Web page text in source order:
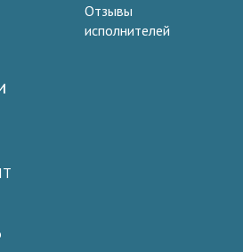
Отзывы
исполнителей